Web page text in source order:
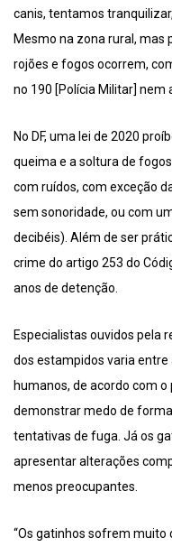
canis, tentamos
Mesmo na zona rural, mas
rojões e fogos ocorrem,
no 190 [Polícia Militar] nem
No DF, uma lei de 2020
queima e a soltura de
com ruídos, com exceção
sem sonoridade, ou com
decibéis). Além de ser
crime do artigo 253 do
anos de detenção.
Especialistas ouvidos pela
dos estampidos varia entre
humanos, de acordo com
demonstrar medo de
tentativas de fuga. Já os
apresentar alterações
menos preocupantes.
“Os gatinhos sofrem muito